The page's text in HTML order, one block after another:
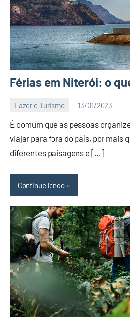
Férias em Niterói: o
Lazer e Turismo 13/01/2023
BC
É comum que as pessoas
viajar para fora do país, por mais
diferentes paisagens e […]
Continue lendo